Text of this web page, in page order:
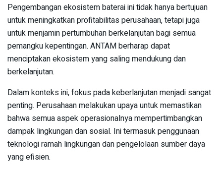
Pengembangan ekosistem baterai ini tidak hanya bertujuan
untuk meningkatkan profitabilitas perusahaan, tetapi juga
untuk menjamin pertumbuhan berkelanjutan bagi semua
pemangku kepentingan. ANTAM berharap dapat
menciptakan ekosistem yang saling mendukung dan
berkelanjutan.
Dalam konteks ini, fokus pada keberlanjutan menjadi sangat
penting. Perusahaan melakukan upaya untuk memastikan
bahwa semua aspek operasionalnya mempertimbangkan
dampak lingkungan dan sosial. Ini termasuk penggunaan
teknologi ramah lingkungan dan pengelolaan sumber daya
yang efisien.